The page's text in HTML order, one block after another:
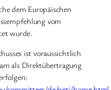
dem Europäischen
vom
wurde.
ist voraussichtlich
als Direktübertragung